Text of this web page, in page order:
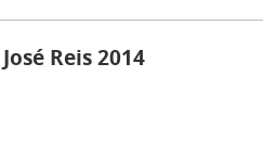
Reis 2014